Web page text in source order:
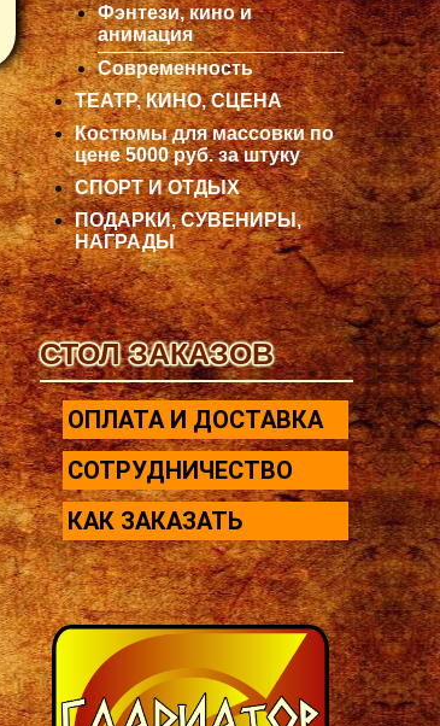
Фэнтези, кино и
анимация
Современность
ТЕАТР, КИНО, СЦЕНА
Костюмы для массовки по
цене 5000 руб. за штуку
СПОРТ И ОТДЫХ
ПОДАРКИ, СУВЕНИРЫ,
НАГРАДЫ
СТОЛ ЗАКАЗОВ
ОПЛАТА И ДОСТАВКА
СОТРУДНИЧЕСТВО
КАК ЗАКАЗАТЬ